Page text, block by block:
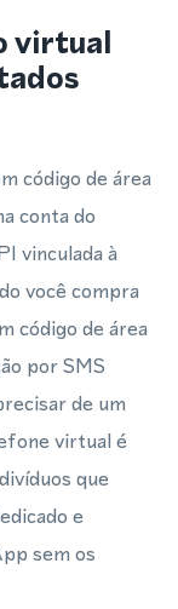
virtual
código de área
conta do
vinculada à
você compra
código de área
por SMS
de um
virtual é
que
e
sem os